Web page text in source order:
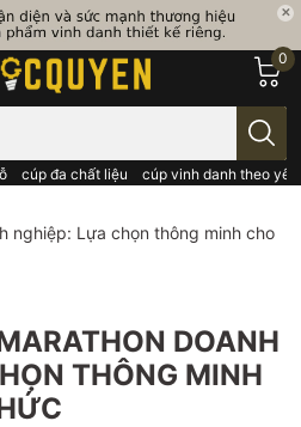
cúp đa chất liệu cúp vinh danh theo
0
nghiệp: Lựa chọn thông minh cho
DOANH
THÔNG MINH